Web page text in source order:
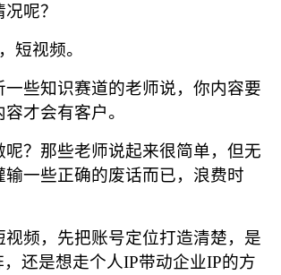
呢？
短视频。
一些知识赛道的老师说，你内容要
才会有客户。
呢？那些老师说起来很简单，但无
输一些正确的废话而已，浪费时
视频，先把账号定位打造清楚，是
，还是想走个人IP带动企业IP的方